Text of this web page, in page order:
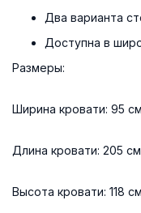
Два варианта
Доступна в
Размеры:
Ширина кровати: 95 см
Длина кровати: 205 см
Высота кровати: 118 см